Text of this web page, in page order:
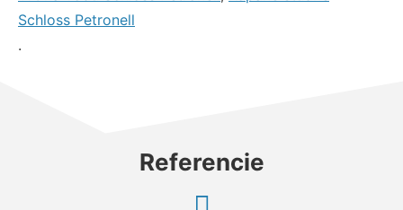
Schloss Petronell
.
Referencie